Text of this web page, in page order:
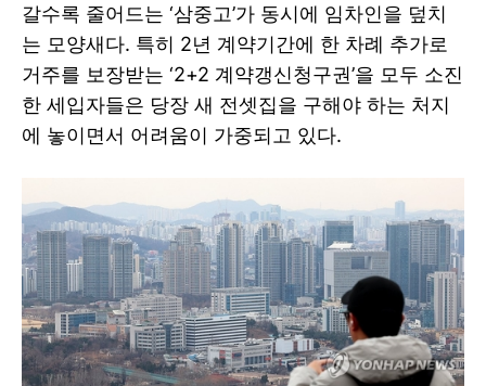
갈수록 줄어드는 ‘삼중고’가 동시에 임차인을 덮치
는 모양새다. 특히 2년 계약기간에 한 차례 추가로
거주를 보장받는 ‘2+2 계약갱신청구권’을 모두 소진
한 세입자들은 당장 새 전셋집을 구해야 하는 처지
에 놓이면서 어려움이 가중되고 있다.